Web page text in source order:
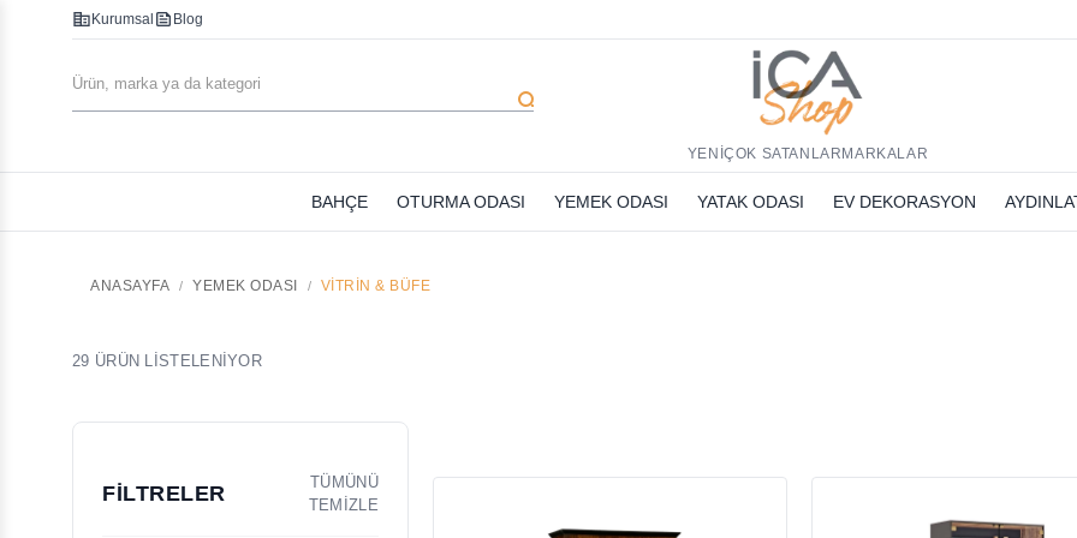
corporate_fare Kurumsal feed Blog
search
YENİÇOK SATANLAR MARKALAR
BAHÇE OTURMA ODASI YEMEK ODASI YATAK ODASI EV DEKORASYON
ANASAYFA YEMEK ODASI VITRIN & BÜFE
29 ÜRÜN LİSTELENİYOR
FİLTRELER
TÜMÜNÜ
TEMİZLE